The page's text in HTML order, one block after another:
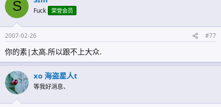
S Fuck 荣誉会员
2007-02-26 #77
你的素|太高.所以跟不上大众.
хo 海盗星人t
等我好消息、